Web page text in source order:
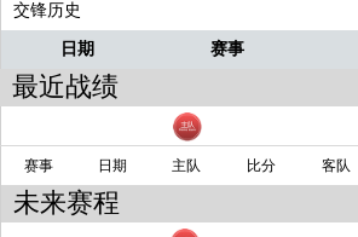
交锋历史
日期 赛事
最近战绩
赛事 日期 主队 比分 客队
未来赛程